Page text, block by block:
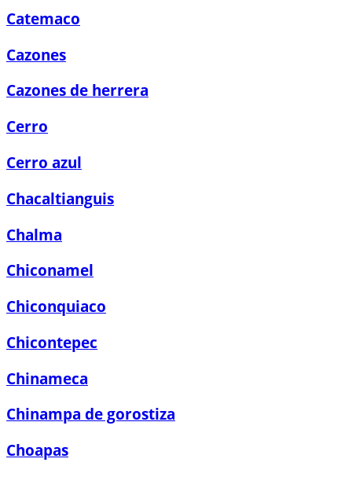
Catemaco
Cazones
Cazones de herrera
Cerro
Cerro azul
Chacaltianguis
Chalma
Chiconamel
Chiconquiaco
Chicontepec
Chinameca
Chinampa de gorostiza
Choapas